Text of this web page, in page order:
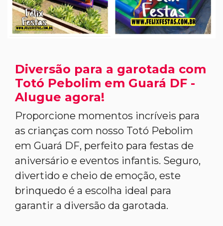
Diversão para a garotada com
Totó Pebolim em Guará DF -
Alugue agora!
Proporcione momentos incríveis para
as crianças com nosso Totó Pebolim
em Guará DF, perfeito para festas de
aniversário e eventos infantis. Seguro,
divertido e cheio de emoção, este
brinquedo é a escolha ideal para
garantir a diversão da garotada.